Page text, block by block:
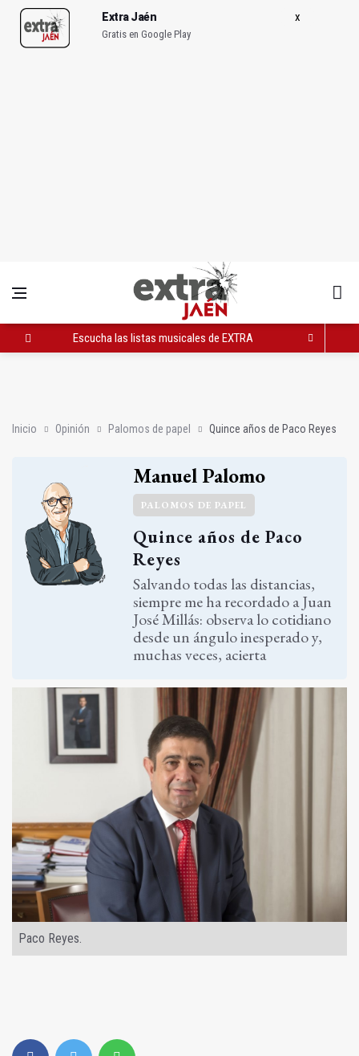
Extra Jaén
Gratis en Google Play
Escucha las listas musicales de EXTRA JAÉN
Inicio Opinión Palomos de papel Quince años de Paco Reyes
Manuel Palomo
PALOMOS DE PAPEL
Quince años de Paco
Reyes
Salvando todas las distancias,
siempre me ha recordado a Juan
José Millás: observa lo cotidiano
desde un ángulo inesperado y,
muchas veces, acierta
Paco Reyes.